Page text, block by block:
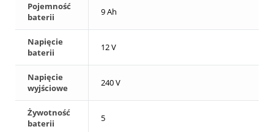
Pojemność
baterii
9 Ah
Napięcie
baterii
12 V
Napięcie
wyjściowe
240 V
Żywotność
baterii
5